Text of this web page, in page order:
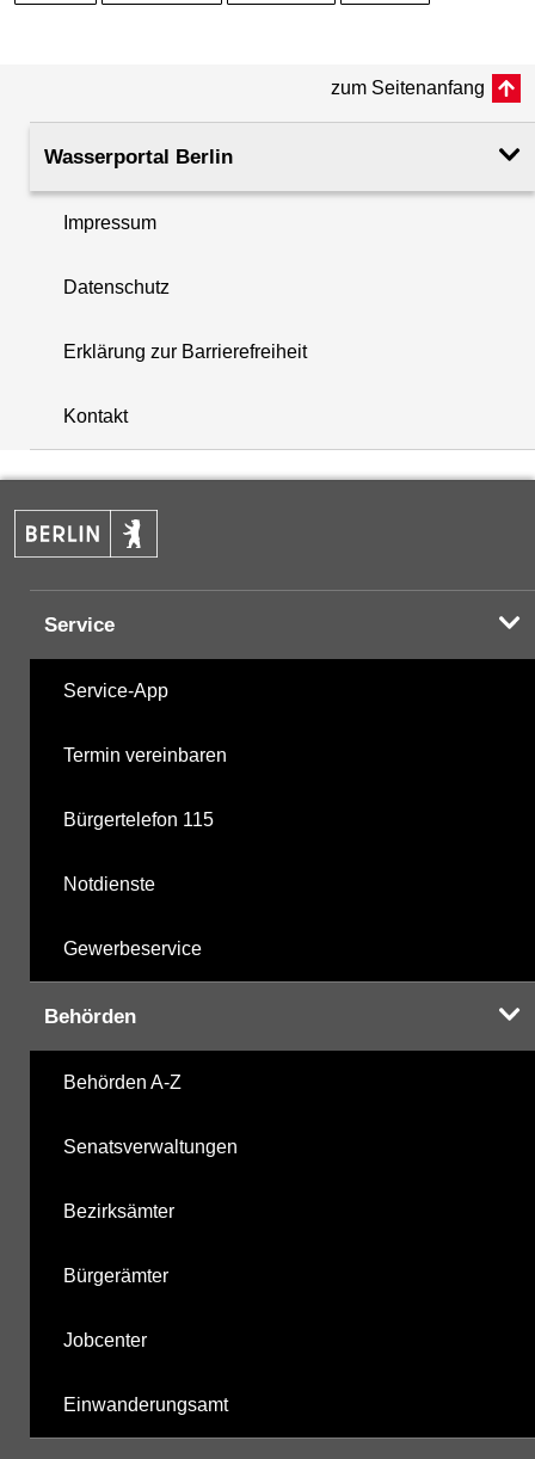
+
−
zum Seitenanfang
Wasserportal Berlin
Impressum
Datenschutz
Erklärung zur Barrierefreiheit
Kontakt
Service
Service-App
Termin vereinbaren
Bürgertelefon 115
Notdienste
Gewerbeservice
Behörden
Behörden A-Z
Senatsverwaltungen
Bezirksämter
Bürgerämter
Jobcenter
Einwanderungsamt